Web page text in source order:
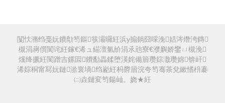
闅忕潃绉戞妧鐨勪笉鏂彂灞曪紝浜у搧鍋囧啋浼姡涔熸洿鏄
槻涓嶈儨闃诧紝鎵€浠ュ緢澶氫紒涓氶兘寮€濮嬩娇鐢ㄩ槻浼
爣绛撅紝闃蹭吉鏍囩鐨勫畾鍒堕渶姹備篃瓒婃潵瓒婂锛屽
浠婃秱甯冩妧鏈湁寰堝绉嶏紝杩欎篃浣夸笉骞茶兌鏉愭枡褰
㈡垚鏈変笉鍚屾。娆★紝